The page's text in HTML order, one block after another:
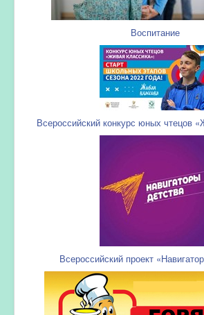
Воспитание
Всероссийский конкурс юных чтецов
Всероссийский проект